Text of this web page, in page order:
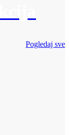
Pogledaj sve